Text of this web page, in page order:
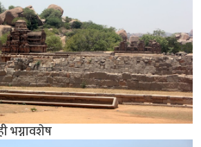
भग्नावशेष